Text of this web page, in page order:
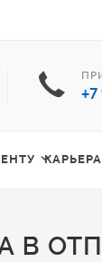
+7
В